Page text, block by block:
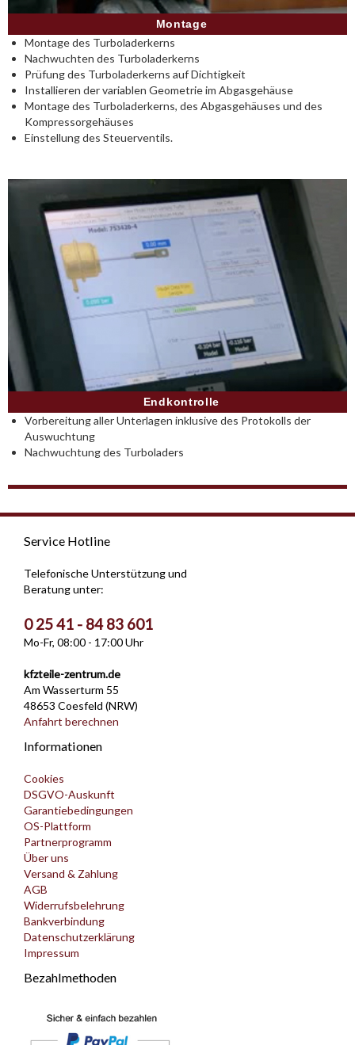
Montage
Montage des Turboladerkerns
Nachwuchten des Turboladerkerns
Prüfung des Turboladerkerns auf Dichtigkeit
Installieren der variablen Geometrie im Abgasgehäuse
Montage des Turboladerkerns, des Abgasgehäuses und des
Kompressorgehäuses
Einstellung des Steuerventils.
Endkontrolle
Vorbereitung aller Unterlagen inklusive des Protokolls der
Auswuchtung
Nachwuchtung des Turboladers
Service Hotline
Telefonische Unterstützung und
Beratung unter:
0 25 41 - 84 83 601
Mo-Fr, 08:00 - 17:00 Uhr
kfzteile-zentrum.de
Am Wasserturm 55
48653 Coesfeld (NRW)
Anfahrt berechnen
Informationen
Cookies
DSGVO-Auskunft
Garantiebedingungen
OS-Plattform
Partnerprogramm
Über uns
Versand & Zahlung
AGB
Widerrufsbelehrung
Bankverbindung
Datenschutzerklärung
Impressum
Bezahlmethoden